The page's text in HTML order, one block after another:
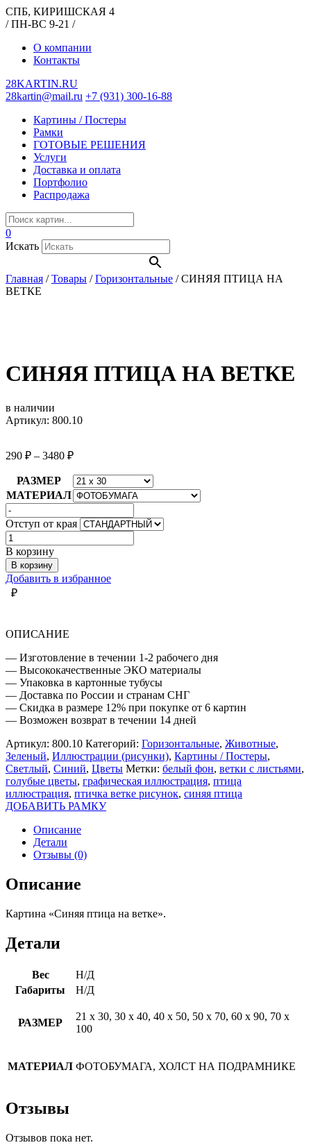
СПБ, КИРИШСКАЯ 4
/ ПН-ВС 9-21 /
О компании
Контакты
28KARTIN.RU
28kartin@mail.ru +7 (931) 300-16-88
Картины / Постеры
Рамки
ГОТОВЫЕ РЕШЕНИЯ
Услуги
Доставка и оплата
Портфолио
Распродажа
0
Искать
Главная /Товары /Горизонтальные /СИНЯЯ ПТИЦА НА
ВЕТКЕ
СИНЯЯ ПТИЦА НА ВЕТКЕ
в наличии
Артикул: 800.10
290 ₽ – 3480 ₽
РАЗМЕР
МАТЕРИАЛ
Отступ от края
Количество
товара
СИНЯЯ
ПТИЦА
НА
ВЕТКЕ
В корзину
В корзину
Добавить в избранное
₽
ОПИСАНИЕ
— Изготовление в течении 1-2 рабочего дня
— Высококачественные ЭКО материалы
— Упаковка в картонные тубусы
— Доставка по России и странам СНГ
— Скидка в размере 12% при покупке от 6 картин
— Возможен возврат в течении 14 дней
Артикул: 800.10 Категорий: Горизонтальные, Животные,
Зеленый, Иллюстрации (рисунки), Картины / Постеры,
Светлый, Синий, Цветы Метки: белый фон, ветки с листьями,
голубые цветы, графическая иллюстрация, птица
иллюстрация, птичка ветке рисунок, синяя птица
ДОБАВИТЬ РАМКУ
Описание
Детали
Отзывы (0)
Описание
Картина «Синяя птица на ветке».
Детали
Вес
Н/Д
Габариты
Н/Д
РАЗМЕР
21 х 30, 30 х 40, 40 х 50, 50 х 70, 60 х 90, 70 х
100
МАТЕРИАЛ ФОТОБУМАГА, ХОЛСТ НА ПОДРАМНИКЕ
Отзывы
Отзывов пока нет.